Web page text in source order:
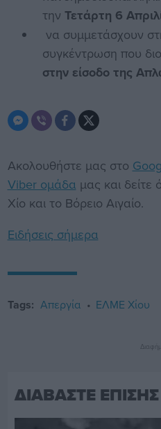
την Τετάρτη 6
να συμμετάσχουν
συγκέντρωση που
στην είσοδο της
Ακολουθήστε μας στο
Viber ομάδα μας και δείτε
Χίο και το Βόρειο Αιγαίο.
Ειδήσεις σήμερα
Tags: Απεργία ΕΛΜΕ Χίου
ΔΙΑΒΑΣΤΕ ΕΠΙΣΗΣ